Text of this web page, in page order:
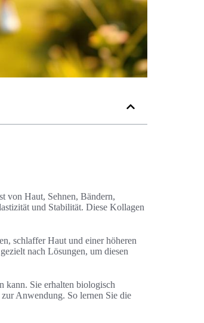
von Haut, Sehnen, Bändern,
und Stabilität. Diese Kollagen
schlaffer Haut und einer höheren
nach Lösungen, um diesen
kann. Sie erhalten biologisch
Anwendung. So lernen Sie die